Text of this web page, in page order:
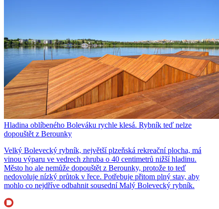
Hladina oblíbeného Boleváku rychle klesá. Rybník teď nelze
dopouštět z Berounky
Velký Bolevecký rybník, největší plzeňská rekreační plocha, má
vinou výparu ve vedrech zhruba o 40 centimetrů nižší hladinu.
Město ho ale nemůže dopouštět z Berounky, protože to teď
nedovoluje nízký průtok v řece. Potřebuje přitom plný stav, aby
mohlo co nejdříve odbahnit sousední Malý Bolevecký rybník.